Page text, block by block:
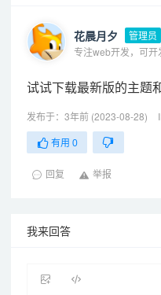
花晨月夕
管理员
试试下载最新版的主题
发布于：3年前 (2023-08-28)
有用 0
回复 举报
我来回答